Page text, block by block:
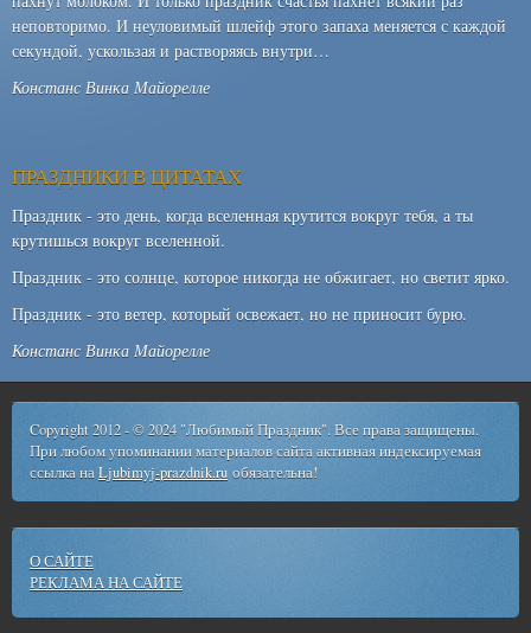
неповторимо. И неуловимый шлейф этого запаха меняется с каждой
секундой, ускользая и растворяясь внутри…
Констанс Винка Майорелле
ПРАЗДНИКИ В ЦИТАТАХ
Праздник - это день, когда вселенная крутится вокруг тебя, а ты
крутишься вокруг вселенной.
Праздник - это солнце, которое никогда не обжигает, но светит ярко.
Праздник - это ветер, который освежает, но не приносит бурю.
Констанс Винка Майорелле
Copyright 2012 - © 2024 "Любимый Праздник". Все права защищены.
При любом упоминании материалов сайта активная индексируемая
ссылка наLjubimyj-prazdnik.ru обязательна!
О САЙТЕ
РЕКЛАМА НА САЙТЕ